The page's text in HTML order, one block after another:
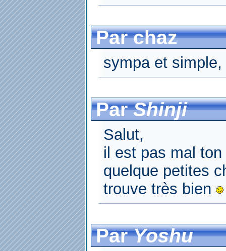
Par chaz
sympa et
ParShinji
Salut,
il est pas mal
quelque petites
trouve très bien
ParYoshu